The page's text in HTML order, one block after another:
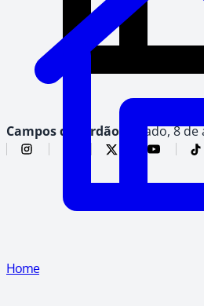
Campos do Jordão, sábado, 8
Home